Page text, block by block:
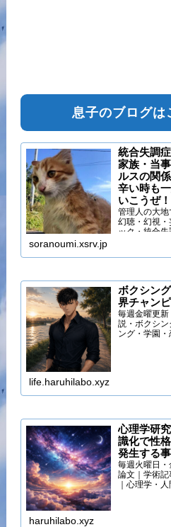
息子のブログは
統合失調
家族・当
ルスの関
辛い時も
いこうぜ！
管理人の大
幻聴・幻視
ック・統合失
soranoumi.xsrv.jp
ボクシン
界チャン
毎週金曜更
説・ボクシ
ング・学園・
life.haruhilabo.xyz
心理学研
識化で性
発生する
毎週火曜日
論文｜学術
｜心理学・
haruhilabo.xyz